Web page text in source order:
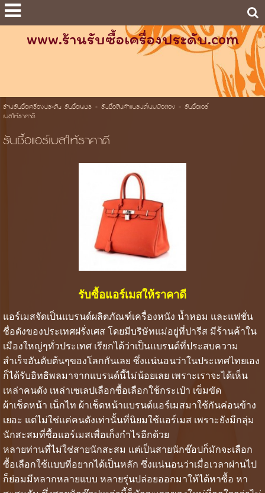
www.ร้านรับซื้อเครื่องประดับ.com
ร้านรับซื้อเครื่องประดับ รับซื้อเพชร> รับซื้อสินค้าแบรนด์เนมมือสอง> รับซื้อแอร์
เมสให้ราคาดี
รับซื้อแอร์เมสให้ราคาดี
รับซื้อแอร์เมสให้ราคาดี
แอร์เมสจัดเป็นแบรนด์ผลิตภัณฑ์เครื่องหนัง น้ำหอม และแฟชั่น
ชื่อดังของประเทศฝรั่งเศส โดยมีบริษัทแม่อยู่ที่ปารีส มีร้านค้าใน
เมืองใหญ่ๆทั่วประเทศ เรียกได้ว่าเป็นแบรนด์ที่ประสบความ
สำเร็จอันดับต้นๆของโลกกันเลย ซึ่งแน่นอนว่าในประเทศไทยเอง
ก็ได้รับอิทธิพลมาจากแบรนด์นี้ไม่น้อยเลย เพราะเราจะได้เห็น
เหล่าคนดัง เหล่าเซเลปเลือกซื้อเลือกใช้กระเป๋า เข็มขัด
ผ้าเช็ดหน้า เน็กไท ผ้าเช็ดหน้าแบรนด์แอร์เมสมาใช้กันค่อนข้าง
เยอะ แต่ไม่ใช่แค่คนดังเท่านั้นที่นิยมใช้แอร์เมส เพราะยังมีกลุ่ม
นักสะสมที่ซื้อแอร์เมสเพื่อเก็งกำไรอีกด้วย
หลายท่านที่ไม่ใช่สายนักสะสม แต่เป็นสายนักช๊อปก็มักจะเลือก
ซื้อเลือกใช้แบบที่อยากได้เป็นหลัก ซึ่งแน่นอนว่าเมื่อเวลาผ่านไป
ก็ย่อมมีหลากหลายแบบ หลายรุ่นปล่อยออกมาให้ได้หาซื้อ หา